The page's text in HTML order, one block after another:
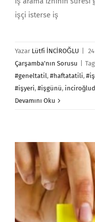
işçi isterse iş
Yazar Lütfi İNCİROĞLU
Çarşamba'nın Sorusu
#geneltatil, #haftatatili,
#işyeri, #işgünü,
Devamını Oku